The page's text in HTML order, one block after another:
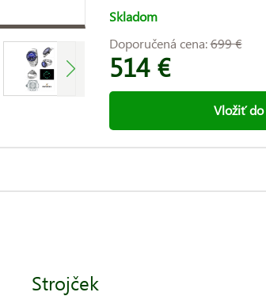
Skladom
Doporučená cena:699 €
514 €
Vložiť do
Strojček